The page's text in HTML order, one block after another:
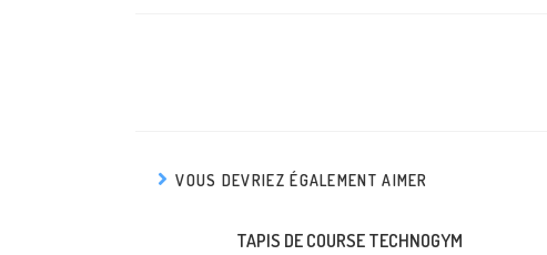
VOUS DEVRIEZ ÉGALEMENT AIMER
TAPIS DE COURSE TECHNOGYM